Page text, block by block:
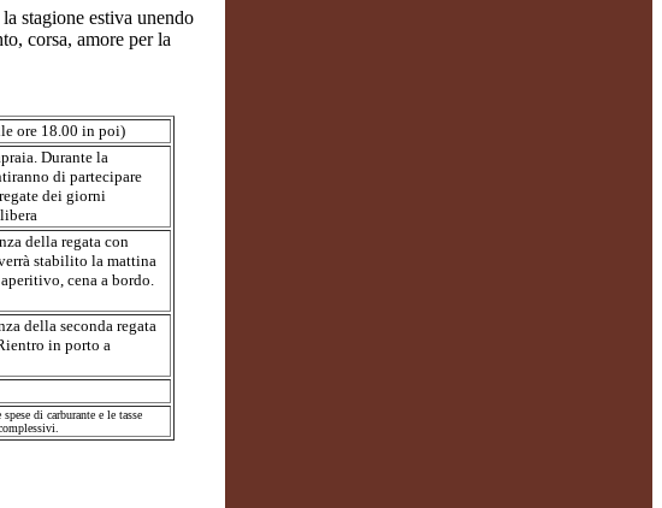
stagione estiva unendo
corsa, amore per la
ore 18.00 in poi)
Durante la
di partecipare
dei giorni
della regata con
stabilito la mattina
cena a bordo.
della seconda regata
in porto a
di carburante e le tasse